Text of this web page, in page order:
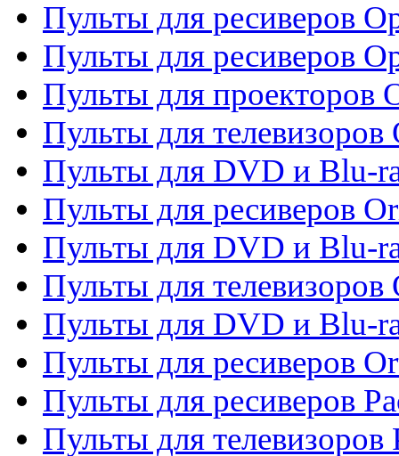
Пульты для ресиверов
Пульты для ресиверов
Пульты для проекторов
Пульты для телевизоров
Пульты для DVD и Blu-
Пульты для ресиверов
Пульты для DVD и Blu-
Пульты для телевизоров
Пульты для DVD и Blu-
Пульты для ресиверов
Пульты для ресиверов
Пульты для телевизоров